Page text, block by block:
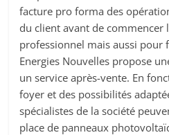
facture pro forma des
du client avant de commencer
professionnel mais aussi pour
Energies Nouvelles propose
un service après-vente. En
foyer et des possibilités
spécialistes de la société
place de panneaux